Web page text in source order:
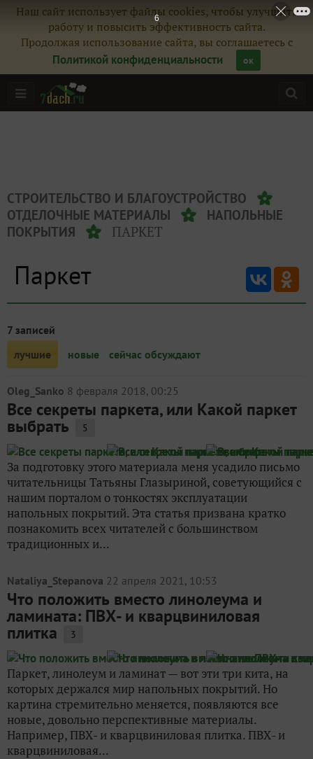
Наш сайт использует файлы cookies, чтобы улучшить
работу и повысить эффективность сайта.
Продолжая использование сайта, вы соглашаетесь с
Политикой конфиденциальности
ок
СТРОИТЕЛЬСТВО И БЛАГОУСТРОЙСТВО
ОТДЕЛОЧНЫЕ МАТЕРИАЛЫ
НАПОЛЬНЫЕ
ПОКРЫТИЯ
ПАРКЕТ
Паркет
7 записей
лучшие
новые сейчас обсуждают
Oleg_Sanko 8 февраля 2018, 00:25
Все секреты паркета, или Какой паркет
выбрать 5
За подготовку этого материала меня усадило письмо
читательницы Татьяны Глазыриной, советующийся с
нашим порталом о тонкостях эксплуатации
напольных покрытий. Эта статья призвана кратко
познакомить всех читателей с большинством
традиционных и...
Nataliya_Stepanova 22 апреля 2021, 10:53
Что положить вместо линолеума и
ламината: ПВХ- и кварцвиниловая
плитка 3
Паркет, линолеум и ламинат — вот эти три кита, на
которых держался мир напольных покрытий. Но
картина стремительно меняется, появляются все
новые, довольно перспективные материалы.
Например, ПВХ- и кварцвиниловая плитка. ПВХ- и
кварцвиниловая...
6